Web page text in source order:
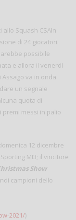
Squash CSAIn
di 24 giocatori.
possibile
e allora il venerdì
Assago va in onda
un segnale
quota di
premi messi in palio
12 dicembre
MI3; il vincitore
Show
campioni dello
2021/)